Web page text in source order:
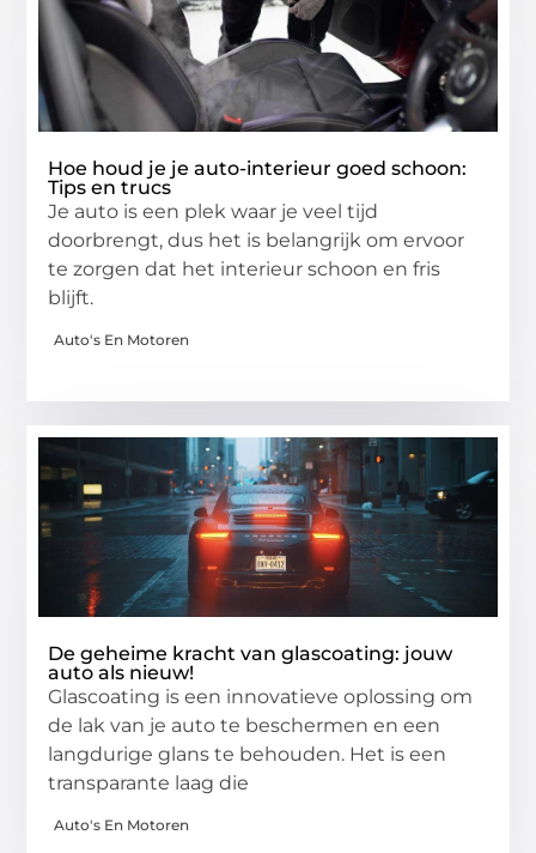
Hoe houd je je auto-interieur goed schoon:
Tips en trucs
Je auto is een plek waar je veel tijd
doorbrengt, dus het is belangrijk om ervoor
te zorgen dat het interieur schoon en fris
blijft.
Auto's En Motoren
De geheime kracht van glascoating: jouw
auto als nieuw!
Glascoating is een innovatieve oplossing om
de lak van je auto te beschermen en een
langdurige glans te behouden. Het is een
transparante laag die
Auto's En Motoren